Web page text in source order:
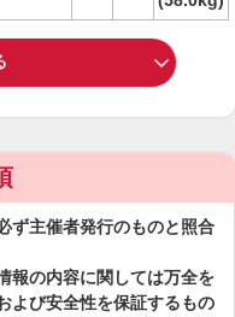
ず主催者発行のものと照合
報の内容に関しては万全を
よび安全性を保証するもの